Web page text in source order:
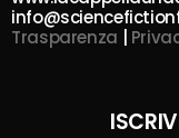
Trasparenza